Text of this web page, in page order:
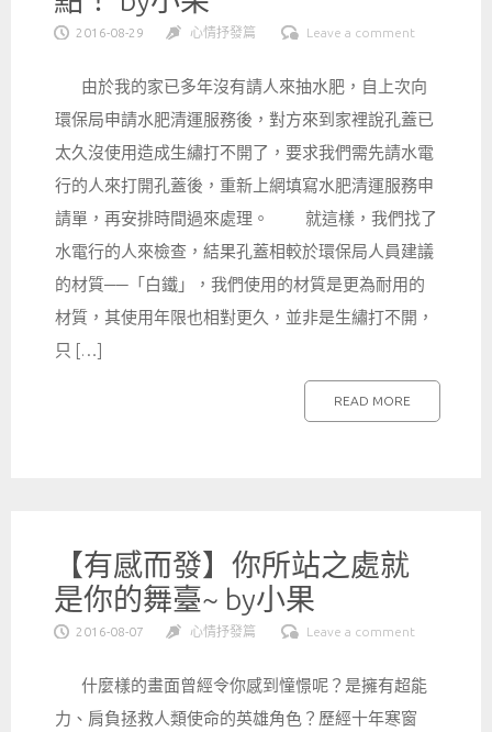
2016-08-29 心情抒發篇 Leave a comment
由於我的家已多年沒有請人來抽水肥，自上次向
環保局申請水肥清運服務後，對方來到家裡說孔蓋已
太久沒使用造成生繡打不開了，要求我們需先請水電
行的人來打開孔蓋後，重新上網填寫水肥清運服務申
請單，再安排時間過來處理。 就這樣，我們找了
水電行的人來檢查，結果孔蓋相較於環保局人員建議
的材質──「白鐵」，我們使用的材質是更為耐用的
材質，其使用年限也相對更久，並非是生繡打不開，
只 […]
READ MORE
【有感而發】你所站之處就
是你的舞臺~ by小果
2016-08-07 心情抒發篇 Leave a comment
什麼樣的畫面曾經令你感到憧憬呢？是擁有超能
力、肩負拯救人類使命的英雄角色？歷經十年寒窗